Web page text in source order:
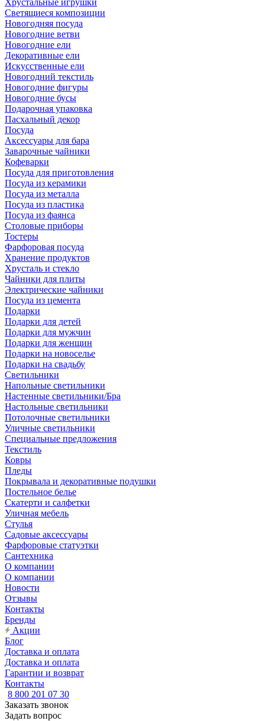
Хрустальные игрушки
Светящиеся композиции
Новогодняя посуда
Новогодние ветви
Новогодние ели
Декоративные ели
Искусственные ели
Новогодний текстиль
Новогодние фигуры
Новогодние бусы
Подарочная упаковка
Пасхальный декор
Посуда
Аксессуары для бара
Заварочные чайники
Кофеварки
Посуда для приготовления
Посуда из керамики
Посуда из металла
Посуда из пластика
Посуда из фаянса
Столовые приборы
Тостеры
Фарфоровая посуда
Хранение продуктов
Хрусталь и стекло
Чайники для плиты
Электрические чайники
Посуда из цемента
Подарки
Подарки для детей
Подарки для мужчин
Подарки для женщин
Подарки на новоселье
Подарки на свадьбу
Светильники
Напольные светильники
Настенные светильники/Бра
Настольные светильники
Потолочные светильники
Уличные светильники
Специальные предложения
Текстиль
Ковры
Пледы
Покрывала и декоративные подушки
Постельное белье
Скатерти и салфетки
Уличная мебель
Стулья
Садовые аксессуары
Фарфоровые статуэтки
Сантехника
О компании
О компании
Новости
Отзывы
Контакты
Бренды
Акции
Блог
Доставка и оплата
Доставка и оплата
Гарантии и возврат
Контакты
8 800 201 07 30
Заказать звонок
Задать вопрос